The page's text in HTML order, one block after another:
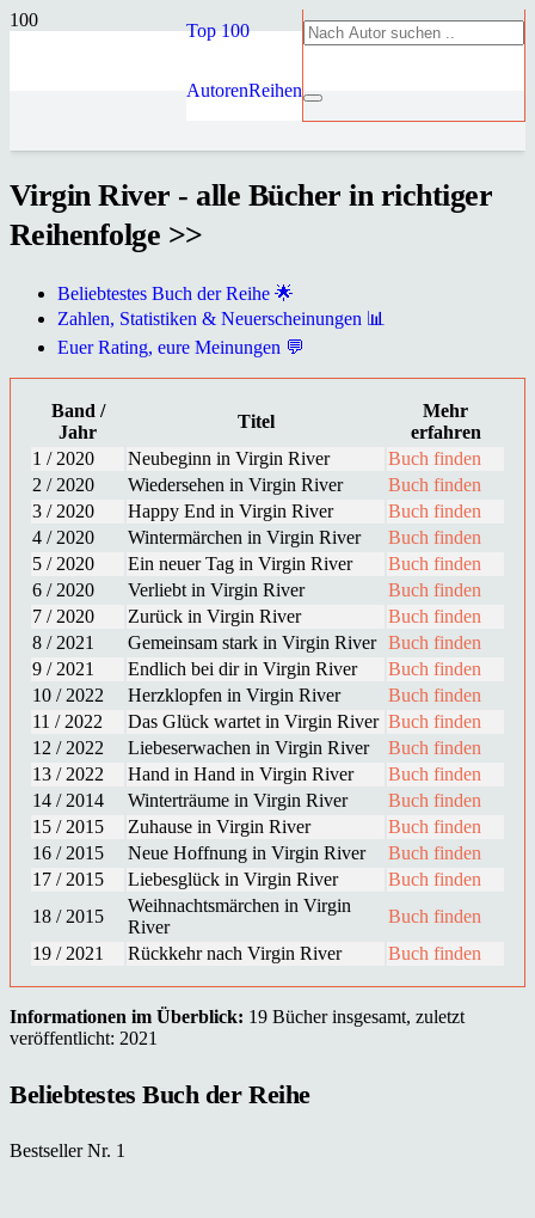
Top 100
AutorenReihen
Virgin River - alle Bücher in richtiger
Reihenfolge >>
Beliebtestes Buch der Reihe 🌟
Zahlen, Statistiken & Neuerscheinungen 📊
Euer Rating, eure Meinungen 💬
Band /
Jahr
Titel
Mehr
erfahren
1 / 2020
Neubeginn in Virgin River
Buch finden
2 / 2020
Wiedersehen in Virgin River
Buch finden
3 / 2020
Happy End in Virgin River
Buch finden
4 / 2020
Wintermärchen in Virgin River
Buch finden
5 / 2020
Ein neuer Tag in Virgin River
Buch finden
6 / 2020
Verliebt in Virgin River
Buch finden
7 / 2020
Zurück in Virgin River
Buch finden
8 / 2021
Gemeinsam stark in Virgin River Buch finden
9 / 2021
Endlich bei dir in Virgin River
Buch finden
10 / 2022
Herzklopfen in Virgin River
Buch finden
11 / 2022
Das Glück wartet in Virgin River Buch finden
12 / 2022
Liebeserwachen in Virgin River
Buch finden
13 / 2022
Hand in Hand in Virgin River
Buch finden
14 / 2014
Winterträume in Virgin River
Buch finden
15 / 2015
Zuhause in Virgin River
Buch finden
16 / 2015
Neue Hoffnung in Virgin River
Buch finden
17 / 2015
Liebesglück in Virgin River
Buch finden
18 / 2015
Weihnachtsmärchen in Virgin
River
Buch finden
19 / 2021
Rückkehr nach Virgin River Buch finden
Informationen im Überblick: 19 Bücher insgesamt, zuletzt
veröffentlicht: 2021
Beliebtestes Buch der Reihe
Bestseller Nr. 1